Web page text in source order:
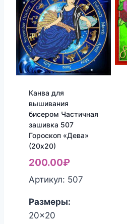
Канва для
вышивания
бисером Частичная
зашивка 507
Гороскоп «Дева»
(20х20)
200.00₽
Артикул: 507
Размеры:
20x20